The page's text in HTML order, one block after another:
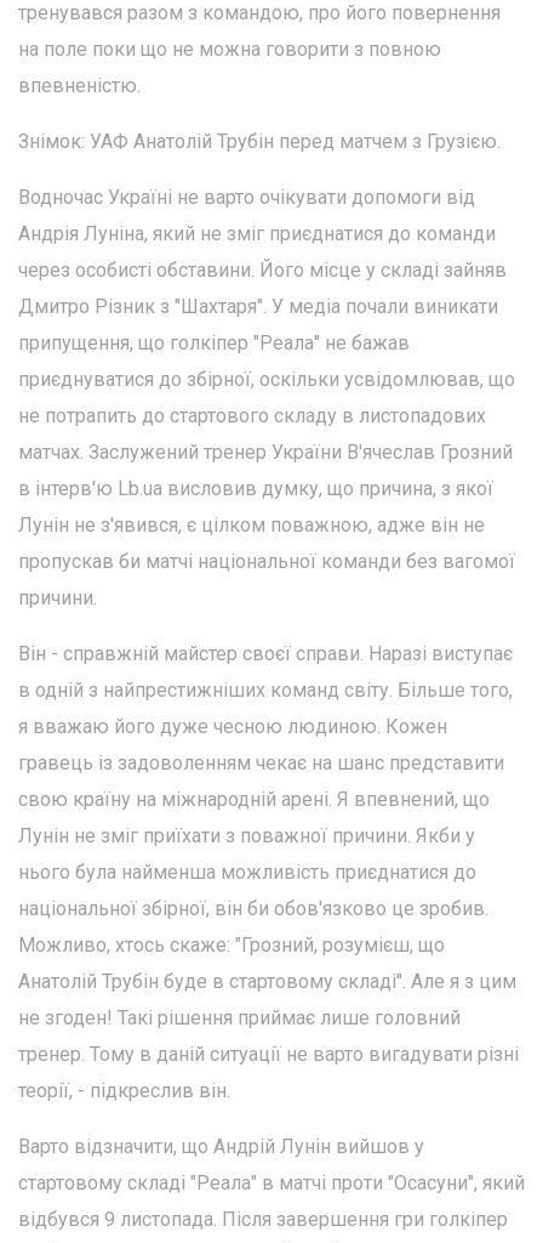
тренувався разом з командою, про його повернення
на поле поки що не можна говорити з повною
впевненістю.
Знімок: УАФ Анатолій Трубін перед матчем з Грузією.
Водночас Україні не варто очікувати допомоги від
Андрія Луніна, який не зміг приєднатися до команди
через особисті обставини. Його місце у складі зайняв
Дмитро Різник з "Шахтаря". У медіа почали виникати
припущення, що голкіпер "Реала" не бажав
приєднуватися до збірної, оскільки усвідомлював, що
не потрапить до стартового складу в листопадових
матчах. Заслужений тренер України В'ячеслав Грозний
в інтерв'ю Lb.ua висловив думку, що причина, з якої
Лунін не з'явився, є цілком поважною, адже він не
пропускав би матчі національної команди без вагомої
причини.
Він - справжній майстер своєї справи. Наразі виступає
в одній з найпрестижніших команд світу. Більше того,
я вважаю його дуже чесною людиною. Кожен
гравець із задоволенням чекає на шанс представити
свою країну на міжнародній арені. Я впевнений, що
Лунін не зміг приїхати з поважної причини. Якби у
нього була найменша можливість приєднатися до
національної збірної, він би обов'язково це зробив.
Можливо, хтось скаже: "Грозний, розумієш, що
Анатолій Трубін буде в стартовому складі". Але я з цим
не згоден! Такі рішення приймає лише головний
тренер. Тому в даній ситуації не варто вигадувати різні
теорії, - підкреслив він.
Варто відзначити, що Андрій Лунін вийшов у
стартовому складі "Реала" в матчі проти "Осасуни", який
відбувся 9 листопада. Після завершення гри голкіпер